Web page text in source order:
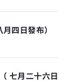
四日發布）
七月二十六日